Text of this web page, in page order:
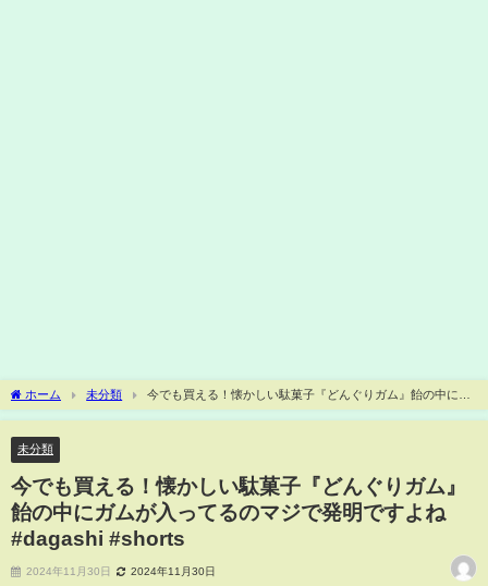
ホーム 未分類
今でも買える！懐かしい駄菓子『どんぐりガム』飴の中にガ
ムが入ってるのマジで発明ですよね#dagashi #shorts
未分類
今でも買える！懐かしい駄菓子『どんぐりガム』
飴の中にガムが入ってるのマジで発明ですよね
#dagashi #shorts
2024年11月30日 2024年11月30日